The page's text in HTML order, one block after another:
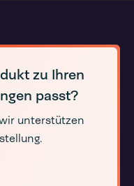
zu Ihren
passt?
unterstützen